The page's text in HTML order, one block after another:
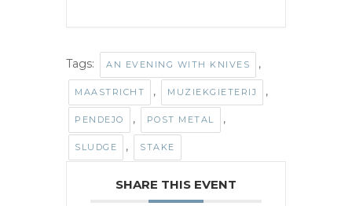
Tags: AN EVENING WITH KNIVES ,
MAASTRICHT , MUZIEKGIETERIJ ,
PENDEJO , POST METAL ,
SLUDGE , STAKE
SHARE THIS EVENT